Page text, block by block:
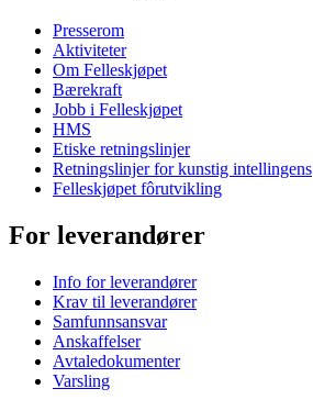
Presserom
Aktiviteter
Om Felleskjøpet
Bærekraft
Jobb i Felleskjøpet
HMS
Etiske retningslinjer
Retningslinjer for kunstig intellingens
Felleskjøpet fôrutvikling
For leverandører
Info for leverandører
Krav til leverandører
Samfunnsansvar
Anskaffelser
Avtaledokumenter
Varsling